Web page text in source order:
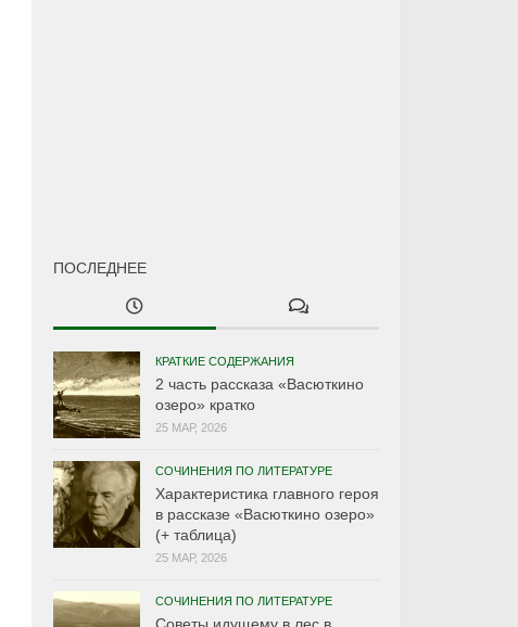
ПОСЛЕДНЕЕ
КРАТКИЕ СОДЕРЖАНИЯ
2 часть рассказа «Васюткино
озеро» кратко
25 МАР, 2026
СОЧИНЕНИЯ ПО ЛИТЕРАТУРЕ
Характеристика главного героя
в рассказе «Васюткино озеро»
(+ таблица)
25 МАР, 2026
СОЧИНЕНИЯ ПО ЛИТЕРАТУРЕ